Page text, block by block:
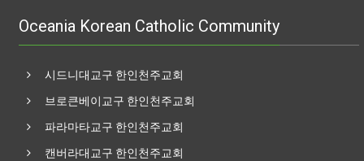
Oceania Korean Catholic Community
시드니대교구 한인천주교회
브로큰베이교구 한인천주교회
파라마타교구 한인천주교회
캔버라대교구 한인천주교회